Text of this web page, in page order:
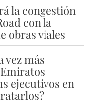
la congestión
con la
obras viales
vez más
ejecutivos en